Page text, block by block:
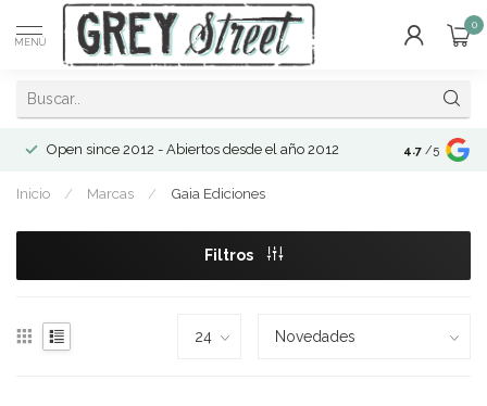
MENÚ
0
Open since 2012 - Abiertos desde el año 2012 4.7 /5
Inicio / Marcas / Gaia Ediciones
Filtros